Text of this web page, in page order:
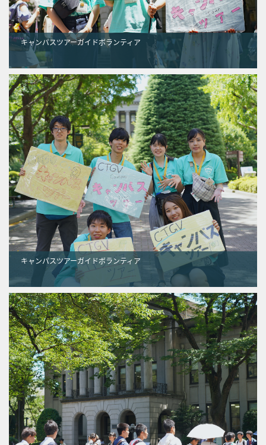
キャンパスツアーガイドボランティア
キャンパスツアーガイドボランティア